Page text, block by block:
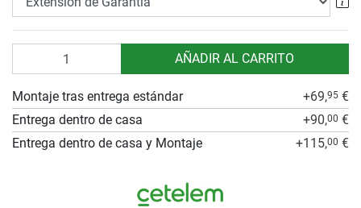
AÑADIR AL CARRITO
Montaje tras entrega estándar +69,95 €
Entrega dentro de casa
+90,00 €
Entrega dentro de casa y Montaje
+115,00 €